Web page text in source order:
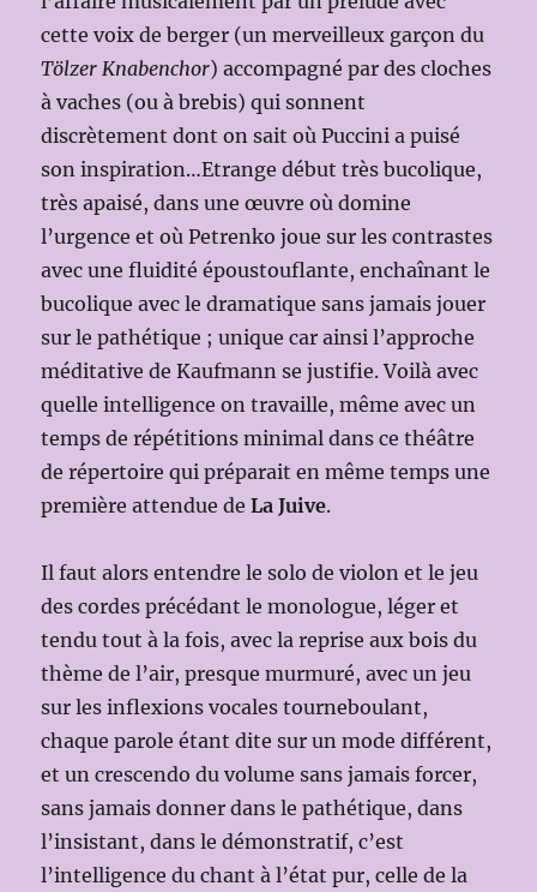
cette voix de berger (un merveilleux garçon du
Tölzer Knabenchor) accompagné par des cloches
à vaches (ou à brebis) qui sonnent
discrètement dont on sait où Puccini a puisé
son inspiration…Etrange début très bucolique,
très apaisé, dans une œuvre où domine
l’urgence et où Petrenko joue sur les contrastes
avec une fluidité époustouflante, enchaînant le
bucolique avec le dramatique sans jamais jouer
sur le pathétique ; unique car ainsi l’approche
méditative de Kaufmann se justifie. Voilà avec
quelle intelligence on travaille, même avec un
temps de répétitions minimal dans ce théâtre
de répertoire qui préparait en même temps une
première attendue deLa Juive.
Il faut alors entendre le solo de violon et le jeu
des cordes précédant le monologue, léger et
tendu tout à la fois, avec la reprise aux bois du
thème de l’air, presque murmuré, avec un jeu
sur les inflexions vocales tourneboulant,
chaque parole étant dite sur un mode différent,
et un crescendo du volume sans jamais forcer,
sans jamais donner dans le pathétique, dans
l’insistant, dans le démonstratif, c’est
l’intelligence du chant à l’état pur, celle de la